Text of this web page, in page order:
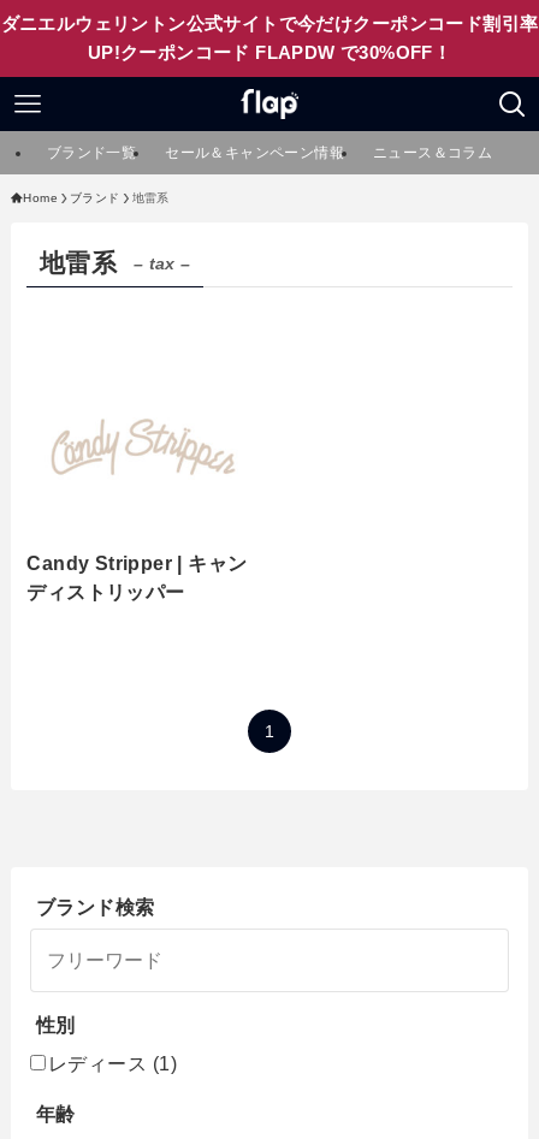
ダニエルウェリントン公式サイトで今だけクーポンコード割引率
UP!クーポンコード FLAPDW で30%OFF！
ブランド一覧 セール＆キャンペーン情報 ニュース＆コラム
Home ブランド 地雷系
地雷系 – tax –
Candy Stripper | キャン
ディストリッパー
1
ブランド検索
性別
レディース (1)
年齢